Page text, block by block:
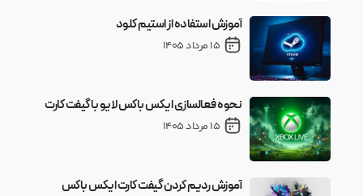
آموزش استفاده از استیم کلود
15 مرداد 1405
نحوه فعالسازی ایکس باکس لایو با گیفت کارت
15 مرداد 1405
آموزش ردیم کردن گیفت کارت ایکس باکس